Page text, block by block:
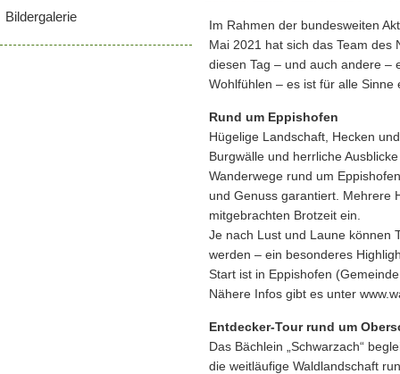
Bildergalerie
Im Rahmen der bundesweiten
Mai 2021 hat sich das Team des
diesen Tag – und auch andere –
Wohlfühlen – es ist für alle Sinne
Rund um Eppishofen
Hügelige Landschaft, Hecken
Burgwälle und herrliche
Wanderwege rund um
und Genuss garantiert. Mehrere
mitgebrachten Brotzeit ein.
Je nach Lust und Laune können
werden – ein besonderes
Start ist in Eppishofen
Nähere Infos gibt es unter
Entdecker-Tour rund um
Das Bächlein „Schwarzach“
die weitläufige Waldlandschaft